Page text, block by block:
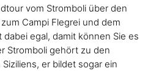
vom Stromboli über den
Campi Flegrei und dem
egal, damit können Sie es
Stromboli gehört zu den
er bildet sogar ein